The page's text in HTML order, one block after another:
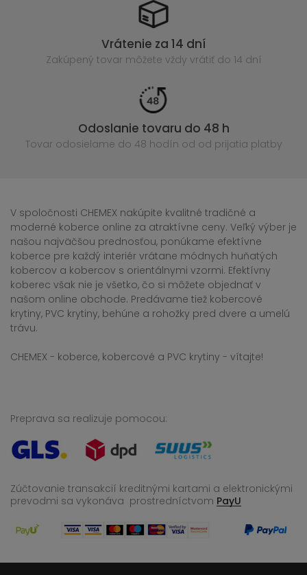
Vrátenie za 14 dní
Zakúpený tovar môžete vždy vrátiť do 14 dní
Odoslanie tovaru do 48 h
Tovar odosielame do 48 hodín od od prijatia platby
V spoločnosti CHEMEX nakúpite kvalitné tradičné a
moderné koberce online za atraktívne ceny. Veľký výber je
našou najväčšou prednosťou, ponúkame efektívne
koberce pre každý interiér vrátane módnych huňatých
kobercov a kobercov s orientálnymi vzormi. Efektívny
koberec však nie je všetko, čo si môžete objednať v
našom online obchode. Predávame tiež kobercové
krytiny, PVC krytiny, behúne a rohožky pred dvere a umelú
trávu.
CHEMEX - koberce, kobercové a PVC krytiny - vítajte!
Preprava sa realizuje pomocou:
Zúčtovanie transakcií kreditnými kartami a elektronickými
prevodmi sa vykonáva prostredníctvom PayU